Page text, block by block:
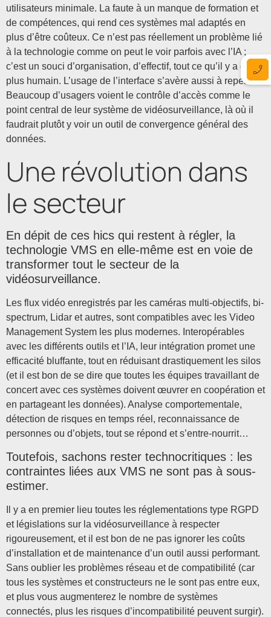
utilisateurs minimale. La faute à un manque de formation et
de compétences, qui rend ces systèmes mal adaptés en
plus d’être coûteux. Ce n’est pas réellement un problème lié
à la technologie comme on peut le voir parfois avec l’IA ;
c’est un souci d’organisation, d’effectif, tout ce qu’il y a de
plus humain. L’usage de l’interface s’avère aussi à repenser.
Beaucoup d’usagers voient le contrôle d’accès comme le
point central de leur système de vidéosurveillance, là où il
faudrait plutôt y voir un outil de convergence général des
données.
Une révolution dans
le secteur
En dépit de ces hics qui restent à régler, la
technologie VMS en elle-même est en voie de
transformer tout le secteur de la
vidéosurveillance.
Les flux vidéo enregistrés par les caméras multi-objectifs, bi-
spectrum, Lidar et autres, sont compatibles avec les Video
Management System les plus modernes. Interopérables
avec les différents outils et l’IA, leur intégration promet une
efficacité bluffante, tout en réduisant drastiquement les silos
(et il est bon de se dire que toutes les équipes travaillant de
concert avec ces systèmes doivent œuvrer en coopération et
en partageant les données). Analyse comportementale,
détection de risques en temps réel, reconnaissance de
personnes ou d’objets, tout se répond et s’entre-nourrit…
Toutefois, sachons rester technocritiques : les
contraintes liées aux VMS ne sont pas à sous-
estimer.
Il y a en premier lieu toutes les réglementations type RGPD
et législations sur la vidéosurveillance à respecter
rigoureusement, et il est bon de ne pas ignorer les coûts
d’installation et de maintenance d’un outil aussi performant.
Sans oublier les problèmes réseau et de compatibilité (car
tous les systèmes et constructeurs ne le sont pas entre eux,
et plus vous augmenterez le nombre de systèmes
connectés, plus les risques d’incompatibilité peuvent surgir).